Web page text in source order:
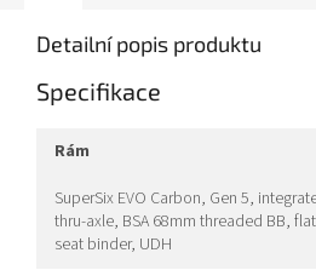
Detailní popis produktu
Specifikace
rám
SuperSix EVO Carbon, Gen 5,
thru-axle, BSA 68mm threaded BB,
seat binder, UDH